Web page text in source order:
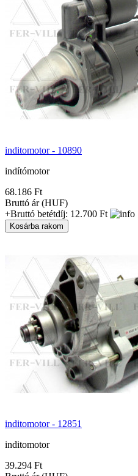
inditomotor - 10890
indítómotor
68.186 Ft
Bruttó ár (HUF)
+Bruttó betétdíj: 12.700 Ft
inditomotor - 12851
inditomotor
39.294 Ft